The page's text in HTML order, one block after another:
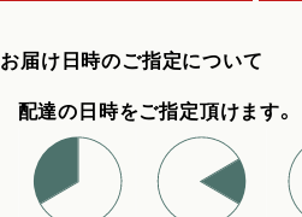
お届け日時のご指定について
配達の日時をご指定頂けます。